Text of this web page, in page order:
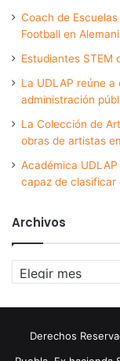
Coach de
Football en
Estudiantes STEM
La UDLAP reúne
administración
La Colección de
obras de artistas
Académica
capaz de clasificar
Archivos
Archivos
Derechos